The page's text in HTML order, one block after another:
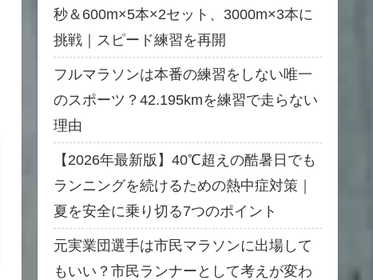
秒＆600m×5本×2セット、3000m×3本に
挑戦｜スピード練習を再開
フルマラソンは本番の練習をしない唯一
のスポーツ？42.195kmを練習で走らない
理由
【2026年最新版】40℃超えの酷暑日でも
ランニングを続けるための熱中症対策｜
夏を安全に乗り切る7つのポイント
元実業団選手は市民マラソンに出場して
もいい？市民ランナーとして考えが変わ